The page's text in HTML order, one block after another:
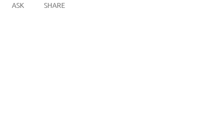
ASK SHARE